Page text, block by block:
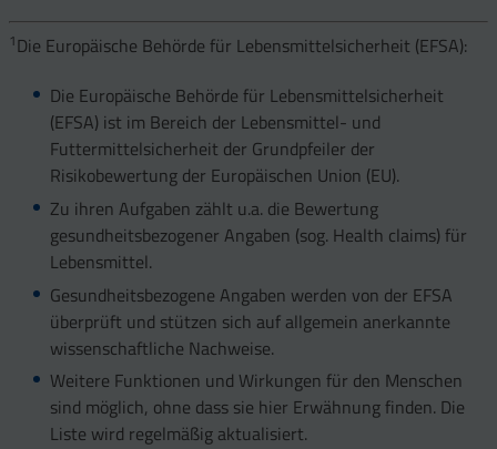
1Die Europäische Behörde für Lebensmittelsicherheit (EFSA):
Die Europäische Behörde für Lebensmittelsicherheit
(EFSA) ist im Bereich der Lebensmittel- und
Futtermittelsicherheit der Grundpfeiler der
Risikobewertung der Europäischen Union (EU).
Zu ihren Aufgaben zählt u.a. die Bewertung
gesundheitsbezogener Angaben (sog. Health claims) für
Lebensmittel.
Gesundheitsbezogene Angaben werden von der EFSA
überprüft und stützen sich auf allgemein anerkannte
wissenschaftliche Nachweise.
Weitere Funktionen und Wirkungen für den Menschen
sind möglich, ohne dass sie hier Erwähnung finden. Die
Liste wird regelmäßig aktualisiert.